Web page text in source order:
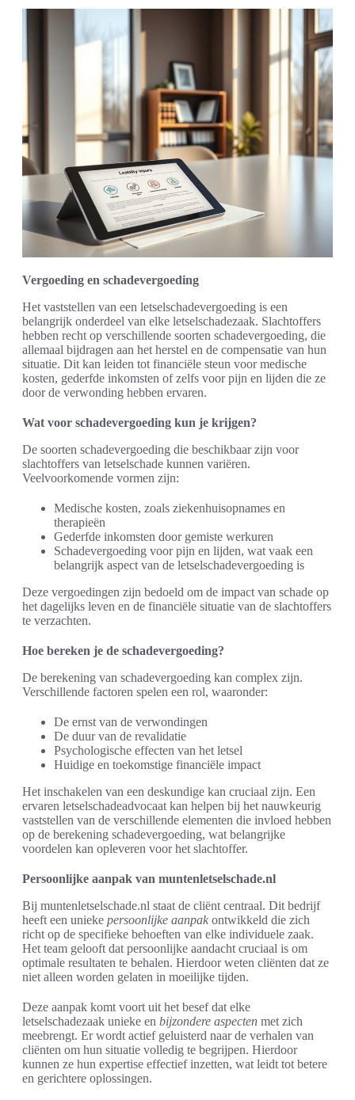
Vergoeding en schadevergoeding
Het vaststellen van een letselschadevergoeding is een
belangrijk onderdeel van elke letselschadezaak. Slachtoffers
hebben recht op verschillende soorten schadevergoeding, die
allemaal bijdragen aan het herstel en de compensatie van hun
situatie. Dit kan leiden tot financiële steun voor medische
kosten, gederfde inkomsten of zelfs voor pijn en lijden die ze
door de verwonding hebben ervaren.
Wat voor schadevergoeding kun je krijgen?
De soorten schadevergoeding die beschikbaar zijn voor
slachtoffers van letselschade kunnen variëren.
Veelvoorkomende vormen zijn:
Medische kosten, zoals ziekenhuisopnames en
therapieën
Gederfde inkomsten door gemiste werkuren
Schadevergoeding voor pijn en lijden, wat vaak een
belangrijk aspect van de letselschadevergoeding is
Deze vergoedingen zijn bedoeld om de impact van schade op
het dagelijks leven en de financiële situatie van de slachtoffers
te verzachten.
Hoe bereken je de schadevergoeding?
De berekening van schadevergoeding kan complex zijn.
Verschillende factoren spelen een rol, waaronder:
De ernst van de verwondingen
De duur van de revalidatie
Psychologische effecten van het letsel
Huidige en toekomstige financiële impact
Het inschakelen van een deskundige kan cruciaal zijn. Een
ervaren letselschadeadvocaat kan helpen bij het nauwkeurig
vaststellen van de verschillende elementen die invloed hebben
op de berekening schadevergoeding, wat belangrijke
voordelen kan opleveren voor het slachtoffer.
Persoonlijke aanpak van muntenletselschade.nl
Bij muntenletselschade.nl staat de cliënt centraal. Dit bedrijf
heeft een unieke persoonlijke aanpak ontwikkeld die zich
richt op de specifieke behoeften van elke individuele zaak.
Het team gelooft dat persoonlijke aandacht cruciaal is om
optimale resultaten te behalen. Hierdoor weten cliënten dat ze
niet alleen worden gelaten in moeilijke tijden.
Deze aanpak komt voort uit het besef dat elke
letselschadezaak unieke en bijzondere aspecten met zich
meebrengt. Er wordt actief geluisterd naar de verhalen van
cliënten om hun situatie volledig te begrijpen. Hierdoor
kunnen ze hun expertise effectief inzetten, wat leidt tot betere
en gerichtere oplossingen.